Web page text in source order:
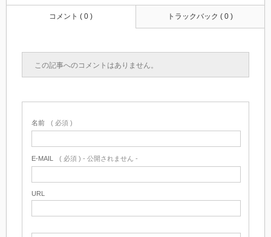
コメント ( 0 ) トラックバック ( 0 )
この記事へのコメントはありません。
名前 ( 必須 )
E-MAIL ( 必須 ) - 公開されません -
URL